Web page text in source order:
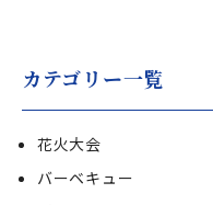
カテゴリー一覧
花火大会
バーベキュー